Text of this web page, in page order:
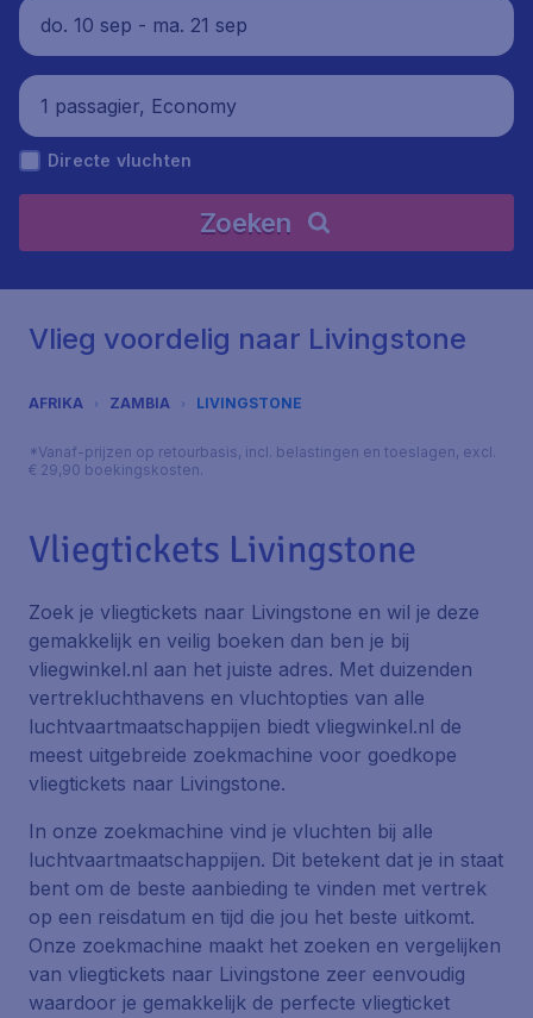
do. 10 sep - ma. 21 sep
1 passagier, Economy
Directe vluchten
Zoeken
Vlieg voordelig naar Livingstone
AFRIKA ZAMBIA LIVINGSTONE
*Vanaf-prijzen op retourbasis, incl. belastingen en toeslagen, excl.
€ 29,90 boekingskosten.
Vliegtickets Livingstone
Zoek je vliegtickets naar Livingstone en wil je deze
gemakkelijk en veilig boeken dan ben je bij
vliegwinkel.nl aan het juiste adres. Met duizenden
vertrekluchthavens en vluchtopties van alle
luchtvaartmaatschappijen biedt vliegwinkel.nl de
meest uitgebreide zoekmachine voor goedkope
vliegtickets naar Livingstone.
In onze zoekmachine vind je vluchten bij alle
luchtvaartmaatschappijen. Dit betekent dat je in staat
bent om de beste aanbieding te vinden met vertrek
op een reisdatum en tijd die jou het beste uitkomt.
Onze zoekmachine maakt het zoeken en vergelijken
van vliegtickets naar Livingstone zeer eenvoudig
waardoor je gemakkelijk de perfecte vliegticket